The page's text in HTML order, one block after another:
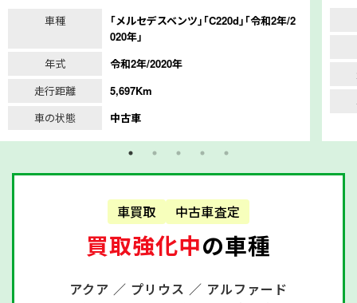
車種
｢メルセデスベンツ｣｢C220d｣｢令和2年/2
020年｣
年式
令和2年/2020年
走行距離
5,697Km
車の状態
中古車
車買取 中古車査定
買取強化中の車種
アクア ／ プリウス ／ アルファード